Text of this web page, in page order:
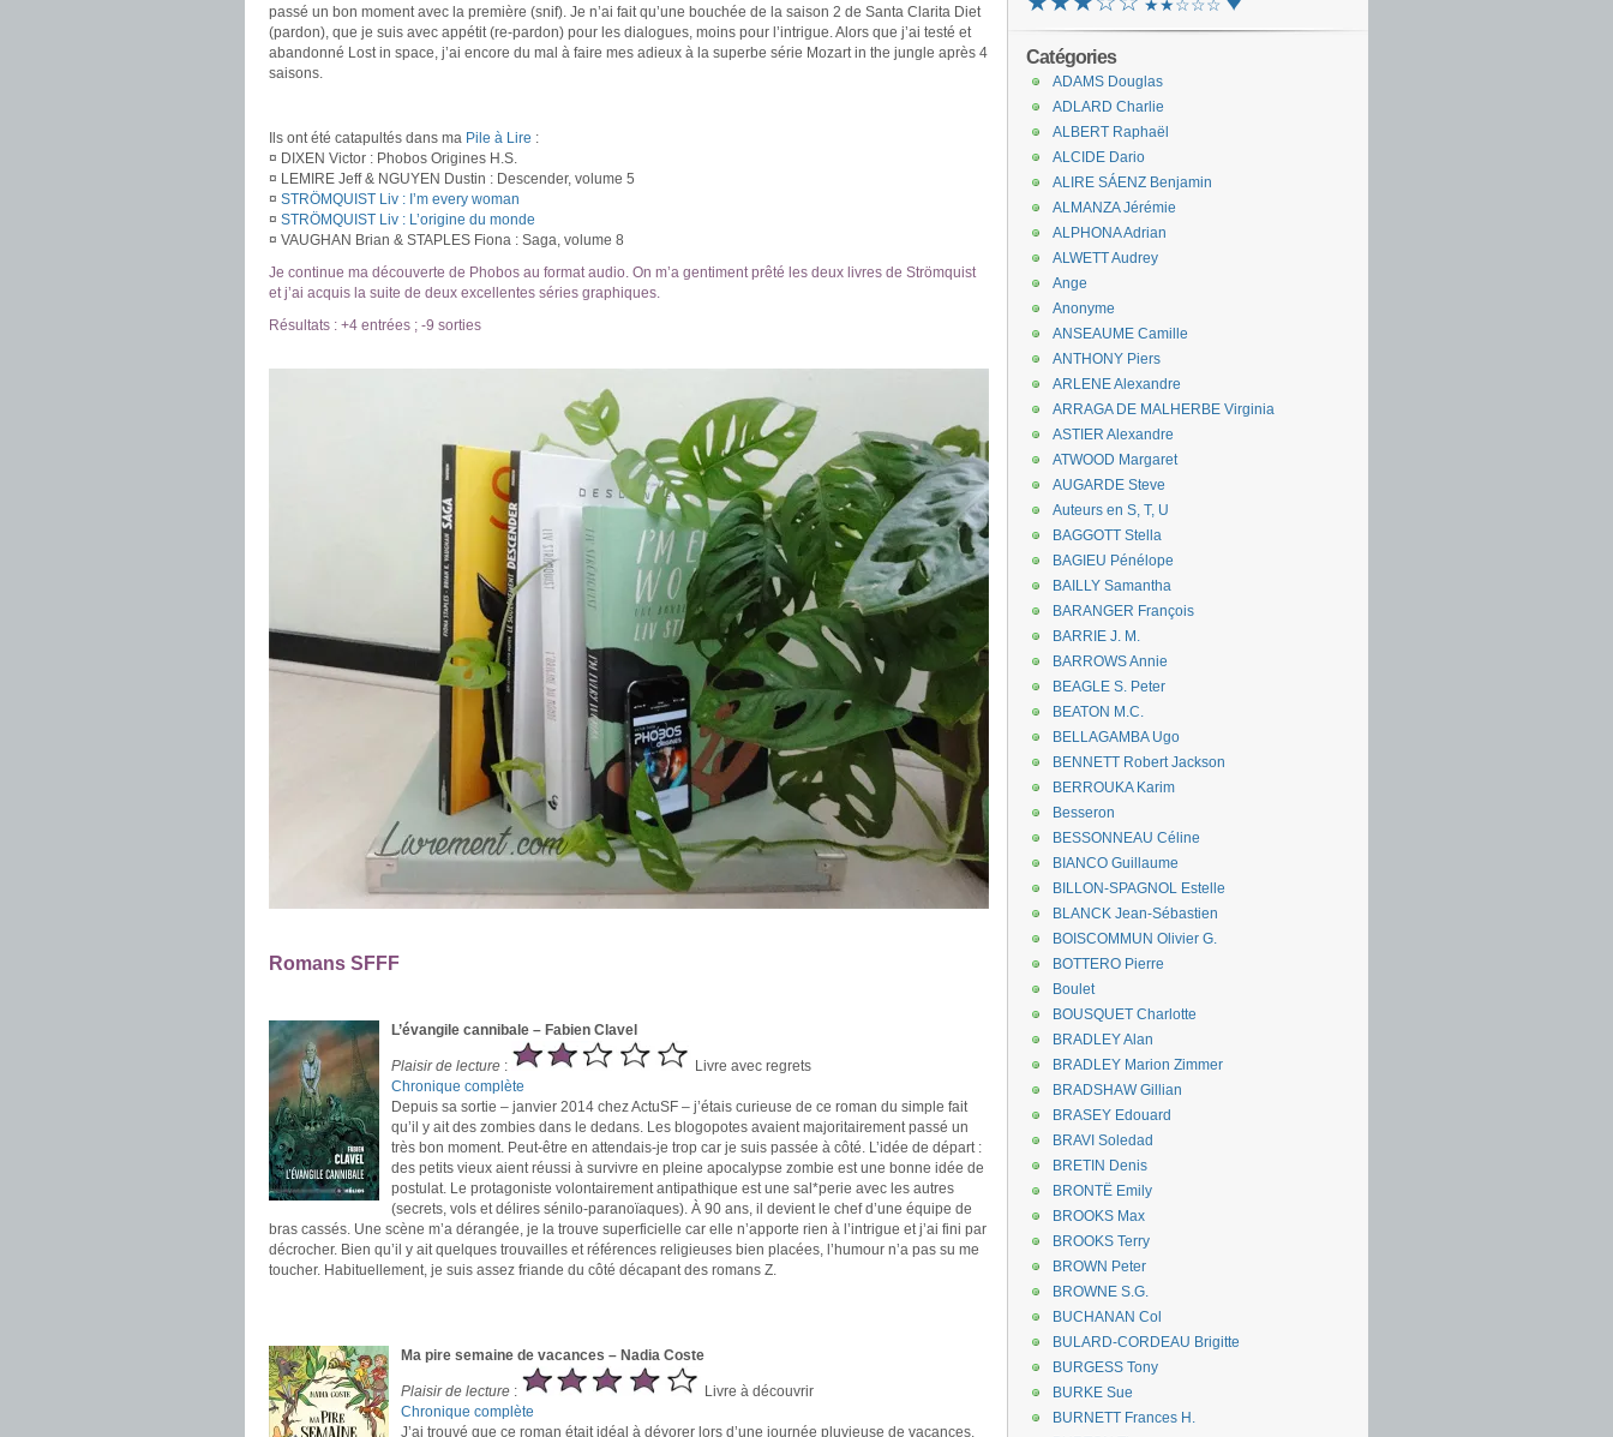
passé un bon moment avec la première (snif). Je n’ai fait qu’une bouchée de la saison 2 de Santa Clarita Diet
(pardon), que je suis avec appétit (re-pardon) pour les dialogues, moins pour l’intrigue. Alors que j’ai testé et
abandonné Lost in space, j’ai encore du mal à faire mes adieux à la superbe série Mozart in the jungle après 4
saisons.
Ils ont été catapultés dans ma Pile à Lire :
¤ DIXEN Victor : Phobos Origines H.S.
¤ LEMIRE Jeff & NGUYEN Dustin : Descender, volume 5
¤ STRÖMQUIST Liv : I’m every woman
¤ STRÖMQUIST Liv : L’origine du monde
¤ VAUGHAN Brian & STAPLES Fiona : Saga, volume 8
Je continue ma découverte de Phobos au format audio. On m’a gentiment prêté les deux livres de Strömquist
et j’ai acquis la suite de deux excellentes séries graphiques.
Résultats : +4 entrées ; -9 sorties
Romans SFFF
L’évangile cannibale – Fabien Clavel
Plaisir de lecture :
Livre avec regrets
Chronique complète
Depuis sa sortie – janvier 2014 chez ActuSF – j’étais curieuse de ce roman du simple fait
qu’il y ait des zombies dans le dedans. Les blogopotes avaient majoritairement passé un
très bon moment. Peut-être en attendais-je trop car je suis passée à côté. L’idée de départ :
des petits vieux aient réussi à survivre en pleine apocalypse zombie est une bonne idée de
postulat. Le protagoniste volontairement antipathique est une sal*perie avec les autres
(secrets, vols et délires sénilo-paranoïaques). À 90 ans, il devient le chef d’une équipe de
bras cassés. Une scène m’a dérangée, je la trouve superficielle car elle n’apporte rien à l’intrigue et j’ai fini par
décrocher. Bien qu’il y ait quelques trouvailles et références religieuses bien placées, l’humour n’a pas su me
toucher. Habituellement, je suis assez friande du côté décapant des romans Z.
Ma pire semaine de vacances – Nadia Coste
Plaisir de lecture :
Livre à découvrir
Chronique complète
J’ai trouvé que ce roman était idéal à dévorer lors d’une journée pluvieuse de vacances.
★★☆☆☆
Catégories
ADAMS Douglas
ADLARD Charlie
ALBERT Raphaël
ALCIDE Dario
ALIRE SÁENZ Benjamin
ALMANZA Jérémie
ALPHONA Adrian
ALWETT Audrey
Ange
Anonyme
ANSEAUME Camille
ANTHONY Piers
ARLENE Alexandre
ARRAGA DE MALHERBE Virginia
ASTIER Alexandre
ATWOOD Margaret
AUGARDE Steve
Auteurs en S, T, U
BAGGOTT Stella
BAGIEU Pénélope
BAILLY Samantha
BARANGER François
BARRIE J. M.
BARROWS Annie
BEAGLE S. Peter
BEATON M.C.
BELLAGAMBA Ugo
BENNETT Robert Jackson
BERROUKA Karim
Besseron
BESSONNEAU Céline
BIANCO Guillaume
BILLON-SPAGNOL Estelle
BLANCK Jean-Sébastien
BOISCOMMUN Olivier G.
BOTTERO Pierre
Boulet
BOUSQUET Charlotte
BRADLEY Alan
BRADLEY Marion Zimmer
BRADSHAW Gillian
BRASEY Edouard
BRAVI Soledad
BRETIN Denis
BRONTË Emily
BROOKS Max
BROOKS Terry
BROWN Peter
BROWNE S.G.
BUCHANAN Col
BULARD-CORDEAU Brigitte
BURGESS Tony
BURKE Sue
BURNETT Frances H.